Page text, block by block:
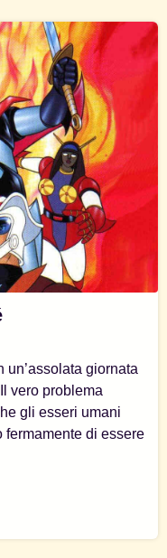
un’assolata giornata
vero problema
gli esseri umani
fermamente di essere